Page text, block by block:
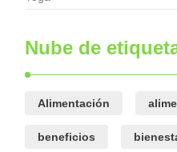
Nube de
Alimentación
beneficios